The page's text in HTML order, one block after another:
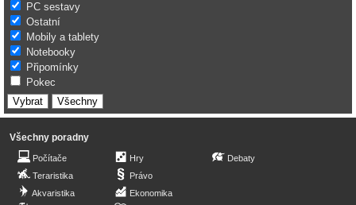
PC sestavy
Ostatní
Mobily a tablety
Notebooky
Připomínky
Pokec
Všechny poradny
Počítače
Teraristika
Akvaristika
Hry
Právo
Ekonomika
Debaty